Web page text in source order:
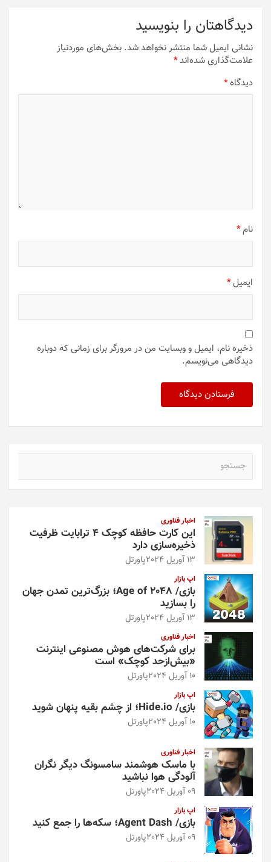
دیدگاهتان را بنویسید
نشانی ایمیل شما منتشر نخواهد شد. بخش‌های موردنیاز
علامت‌گذاری شده‌اند*
دیدگاه*
نام*
ایمیل*
ذخیره نام، ایمیل و وبسایت من در مرورگر برای زمانی که دوباره
دیدگاهی می‌نویسم.
اخبار فناوری
این کارت حافظه کوچک ۴ ترابایت ظرفیت
ذخیره‌سازی دارد
13 آوریل 2024 پاورتل
اپ بازار
بازی/ Age of 2048؛ بزرگ‌ترین تمدن جهان
را بسازید
13 آوریل 2024 پاورتل
اخبار فناوری
برای شرکت‌های هوش مصنوعی اینترنت
«بیش‌از‌حد کوچک» است
10 آوریل 2024 پاورتل
اپ بازار
بازی/ Hide.io؛ از چشم بقیه پنهان شوید
10 آوریل 2024 پاورتل
اخبار فناوری
با ماسک هوشمند سامسونگ دیگر نگران
آلودگی هوا نباشید
09 آوریل 2024 پاورتل
اپ بازار
بازی/ Agent Dash؛ سکه‌ها را جمع کنید
09 آوریل 2024 پاورتل